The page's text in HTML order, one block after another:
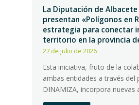
La Diputación de Albacete
presentan «Polígonos en
estrategia para conectar
territorio en la provincia
27 de julio de 2026
Esta iniciativa, fruto de la
ambas entidades a través del
DINAMIZA, incorpora nuevas